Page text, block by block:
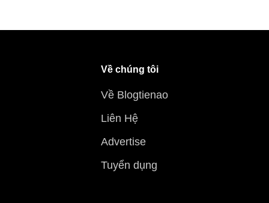
Về chúng tôi
Về Blogtienao
Liên Hệ
Advertise
Tuyển dụng